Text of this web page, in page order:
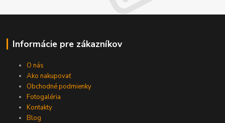
Informácie pre zákazníkov
O nás
Ako nakupovať
Obchodné podmienky
Fotogaléria
Kontakty
Blog